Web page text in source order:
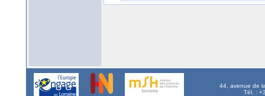
44, avenue de
Tél. :